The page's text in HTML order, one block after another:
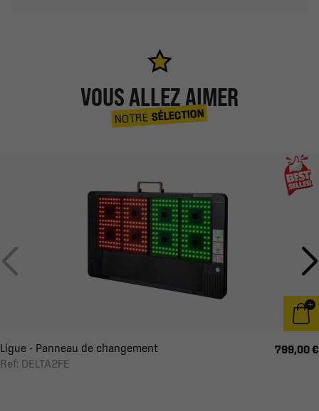
VOUS ALLEZ AIMER
NOTRESÉLECTION
Ligue - Panneau de changement
Ref: DELTA2FE
799,00 €